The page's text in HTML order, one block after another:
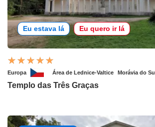
Eu estava lá Eu quero ir lá
Europa Área de Lednice-Valtice Morávia do Sul
Templo das Três Graças